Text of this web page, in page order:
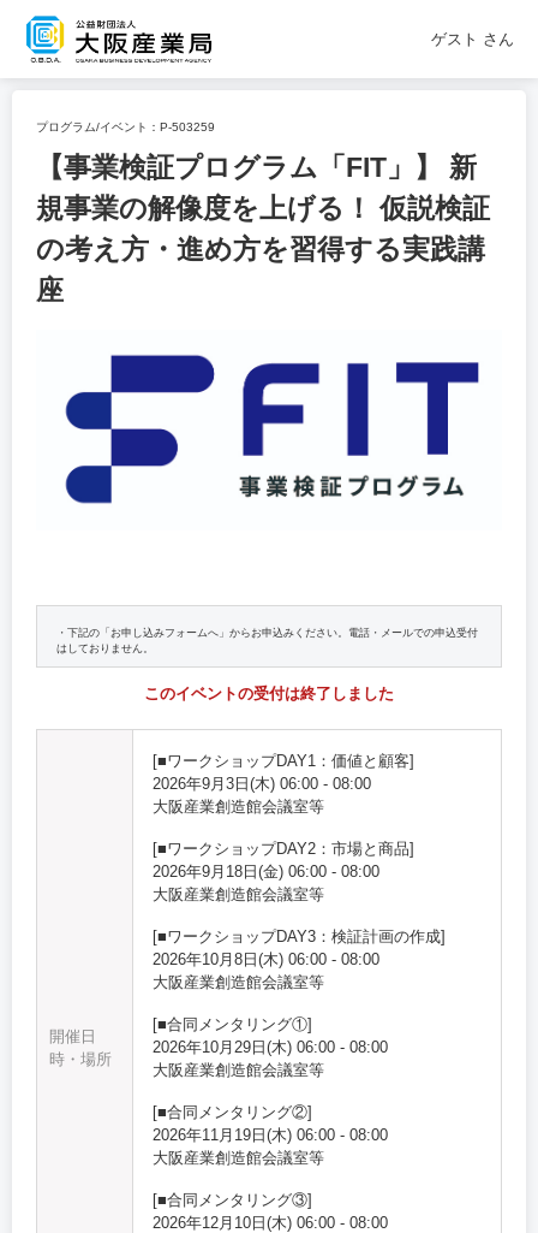
ゲスト さん
プログラム/イベント： P-503259
【事業検証プログラム「FIT」】 新
規事業の解像度を上げる！ 仮説検証
の考え方・進め方を習得する実践講
座
・下記の「お申し込みフォームへ」からお申込みください。電話・メールでの申込受付
はしておりません。
このイベントの受付は終了しました
開催日
時・場所
[■ワークショップDAY1：価値と顧客]
2026年9月3日(木) 06:00 - 08:00
大阪産業創造館会議室等
[■ワークショップDAY2：市場と商品]
2026年9月18日(金) 06:00 - 08:00
大阪産業創造館会議室等
[■ワークショップDAY3：検証計画の作成]
2026年10月8日(木) 06:00 - 08:00
大阪産業創造館会議室等
[■合同メンタリング①]
2026年10月29日(木) 06:00 - 08:00
大阪産業創造館会議室等
[■合同メンタリング②]
2026年11月19日(木) 06:00 - 08:00
大阪産業創造館会議室等
[■合同メンタリング③]
2026年12月10日(木) 06:00 - 08:00